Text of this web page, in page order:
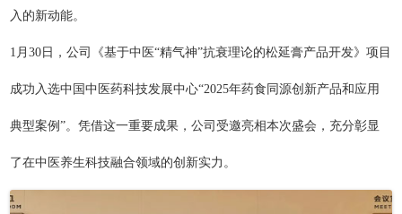
入的新动能。
1月30日，公司《基于中医“精气神”抗衰理论的松延膏产品开发》项目
成功入选中国中医药科技发展中心“2025年药食同源创新产品和应用
典型案例”。凭借这一重要成果，公司受邀亮相本次盛会，充分彰显
了在中医养生科技融合领域的创新实力。